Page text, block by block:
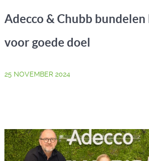
Adecco & Chubb
voor goede doel
25 NOVEMBER 2024